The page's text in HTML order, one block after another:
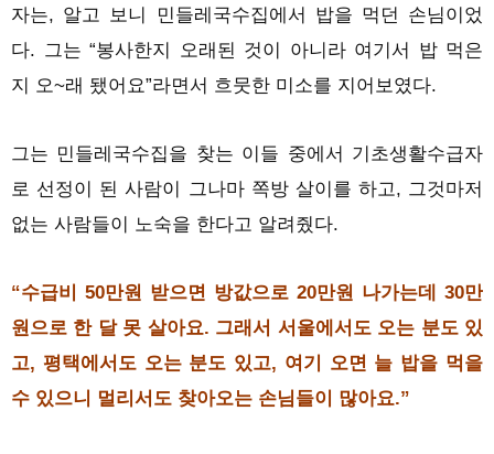
자는, 알고 보니 민들레국수집에서 밥을 먹던 손님이었
다. 그는 “봉사한지 오래된 것이 아니라 여기서 밥 먹은
지 오~래 됐어요”라면서 흐뭇한 미소를 지어보였다.
그는 민들레국수집을 찾는 이들 중에서 기초생활수급자
로 선정이 된 사람이 그나마 쪽방 살이를 하고, 그것마저
없는 사람들이 노숙을 한다고 알려줬다.
“수급비 50만원 받으면 방값으로 20만원 나가는데 30만
원으로 한 달 못 살아요. 그래서 서울에서도 오는 분도 있
고, 평택에서도 오는 분도 있고, 여기 오면 늘 밥을 먹을
수 있으니 멀리서도 찾아오는 손님들이 많아요.”